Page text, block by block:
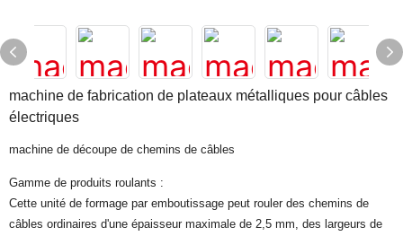
machine de fabrication de plateaux métalliques pour câbles
électriques
machine de découpe de chemins de câbles
Gamme de produits roulants :
Cette unité de formage par emboutissage peut rouler des chemins de
câbles ordinaires d'une épaisseur maximale de 2,5 mm, des largeurs de